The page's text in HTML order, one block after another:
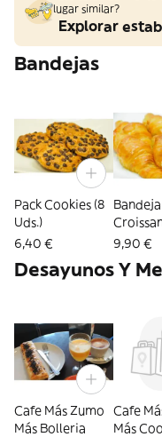
lugar similar?
Explorar
Bandejas
Pack Cookies (8
Uds.)
6,40 €
9,90 €
Desayunos Y
Cafe Más Zumo
Más Bolleria
Cafe
Más